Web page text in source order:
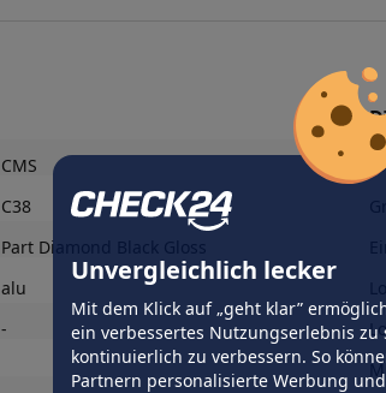
Unvergleichlich lecker
Mit dem Klick auf „geht klar”
ein verbessertes Nutzungserlebnis zu
kontinuierlich zu verbessern. So
Partnern personalisierte Werbung
CMS
C38
Part Diamond Black Gloss
alu
-